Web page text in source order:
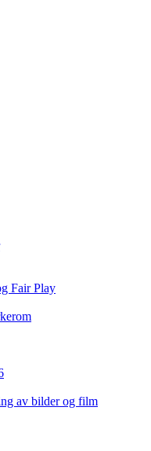
Fair Play
av bilder og film